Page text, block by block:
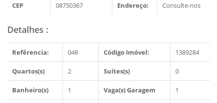
CEP 08750367 Endereço: Consulte-nos
Detalhes :
Refêrencia: 048 Código Imóvel: 1389284
Quartos(s) 2 Suítes(s) 0
Banheiro(s) 1 Vaga(s) Garagem 1